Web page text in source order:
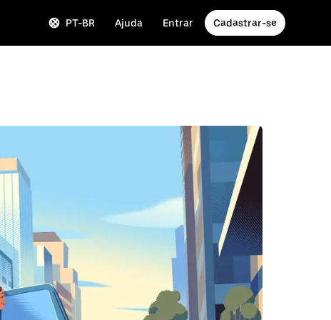
PT-BR Ajuda Entrar Cadastrar-se